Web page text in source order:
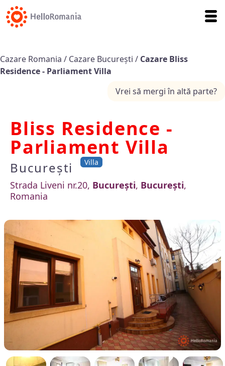
Cazare Romania / Cazare București / Cazare Bliss
Residence - Parliament Villa
Vrei să mergi în altă parte?
Bliss Residence -
Parliament Villa
București Villa
Strada Liveni nr.20, București, București,
Romania